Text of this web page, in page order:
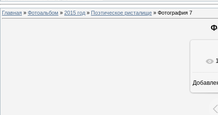
Главная » Фотоальбом » 2015 год » Поэтическое ристалище » Фотография 7